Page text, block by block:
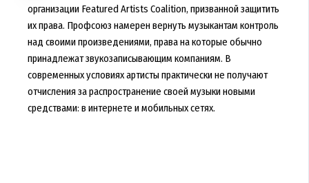
организации Featured Artists Coalition, призванной защитить
их права. Профсоюз намерен вернуть музыкантам контроль
над своими произведениями, права на которые обычно
принадлежат звукозаписывающим компаниям. В
современных условиях артисты практически не получают
отчисления за распространение своей музыки новыми
средствами: в интернете и мобильных сетях.